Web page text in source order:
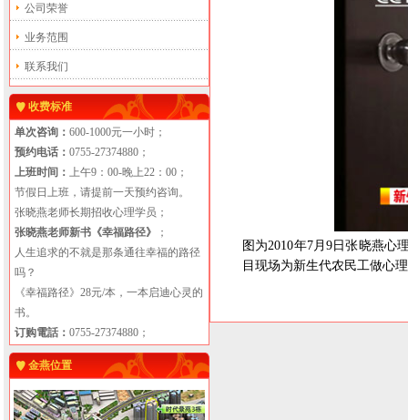
公司荣誉
业务范围
联系我们
收费标准
单次咨询： 600-1000元一小时；
预约电话： 0755-27374880；
上班时间： 上午9：00-晚上22：00；
节假日上班，请提前一天预约咨询。
张晓燕老师长期招收心理学员；
张晓燕老师新书《幸福路径》
；
人生追求的不就是那条通往幸福的路径
吗？
《幸福路径》28元/本，一本启迪心灵的
书。
订购電話： 0755-27374880；
金燕位置
图为2010年7月9 日张晓燕心
目现场为新生代农民工做心